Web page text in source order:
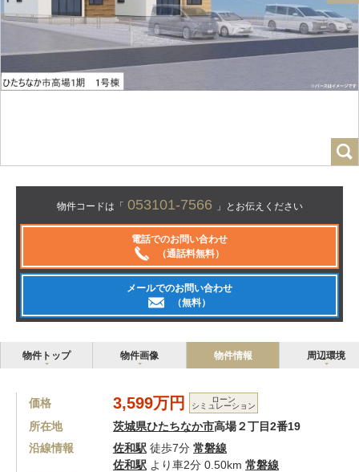
物件コードは「 053101-7566 」とお伝えください
電話でのお問い合わせ
（通話料無料）
メールでのお問い合わせ
（無料）
物件トップ 物件画像 物件情報 周辺環境
価格 3,599万円 ローン
シミュレーション
所在地 茨城県ひたちなか市高場２丁目2番19
沿線情報
佐和駅 徒歩7分 常磐線
佐和駅 より車2分 0.50km 常磐線